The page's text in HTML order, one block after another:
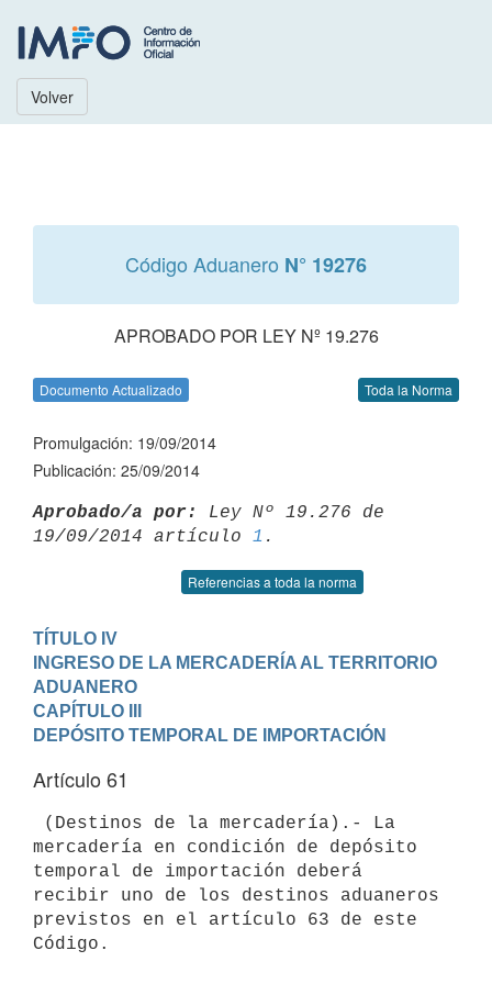
Volver
Código Aduanero N° 19276
APROBADO POR LEY Nº 19.276
Documento Actualizado Toda la Norma
Promulgación: 19/09/2014
Publicación: 25/09/2014
Aprobado/a por:
Ley Nº 19.276 de
19/09/2014 artículo 1
Referencias a toda la norma
TÍTULO IV
INGRESO DE LA MERCADERÍA AL TERRITORIO
ADUANERO
CAPÍTULO III
DEPÓSITO TEMPORAL DE IMPORTACIÓN
Artículo 61
mercadería en condición de depósito
temporal de importación deberá
recibir uno de los destinos aduaneros
previstos en el artículo 63 de este